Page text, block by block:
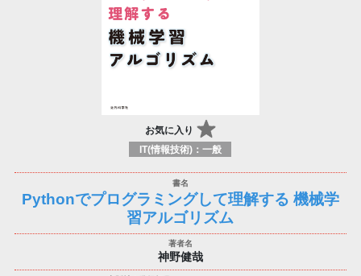
お気に入り
IT(情報技術)：一般
Pythonでプログラミングして理解する 機械学
習アルゴリズム
神野健哉